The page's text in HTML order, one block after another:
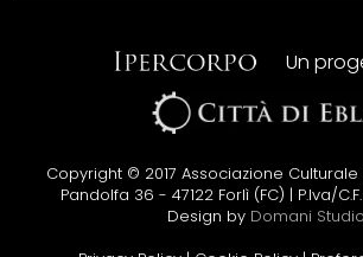
Un
Copyright © 2017 Associazione
Pandolfa 36 - 47122 Forlì (FC) | P.Iva/C.F.
Design by Domani Studio